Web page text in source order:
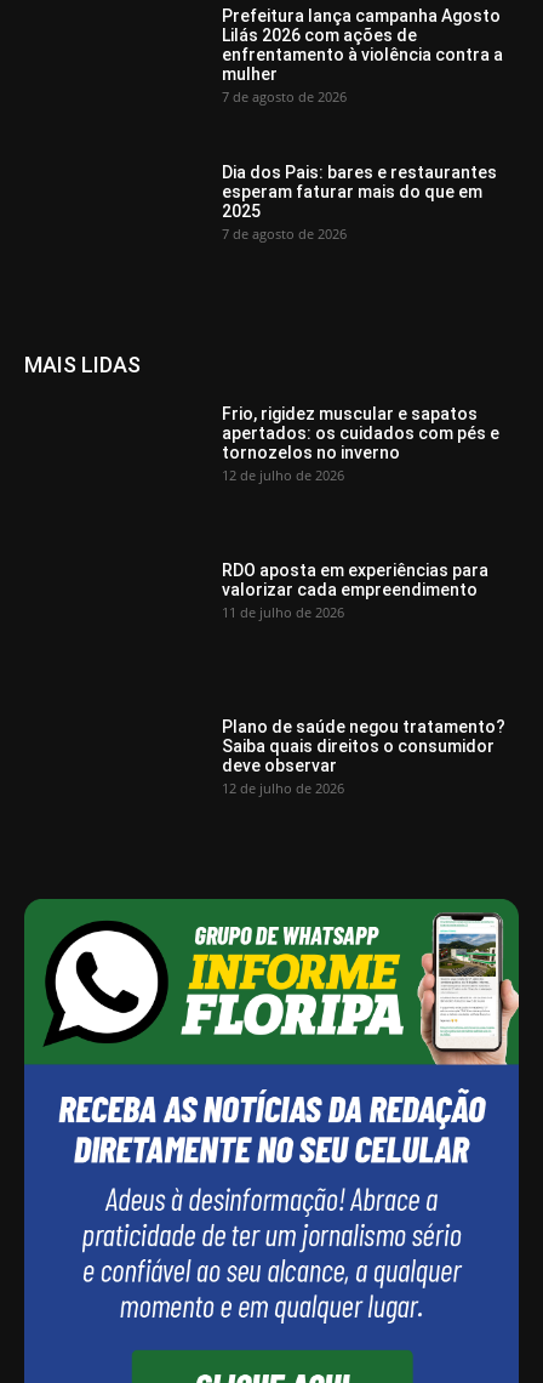
Prefeitura lança campanha Agosto
Lilás 2026 com ações de
enfrentamento à violência contra a
mulher
7 de agosto de 2026
Dia dos Pais: bares e restaurantes
esperam faturar mais do que em
2025
7 de agosto de 2026
MAIS LIDAS
Frio, rigidez muscular e sapatos
apertados: os cuidados com pés e
tornozelos no inverno
12 de julho de 2026
RDO aposta em experiências para
valorizar cada empreendimento
11 de julho de 2026
Plano de saúde negou tratamento?
Saiba quais direitos o consumidor
deve observar
12 de julho de 2026